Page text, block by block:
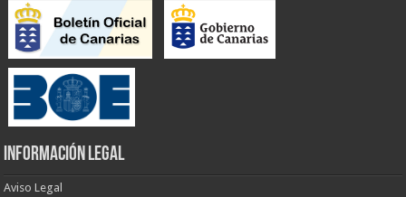
INFORMACIÓN LEGAL
Aviso Legal